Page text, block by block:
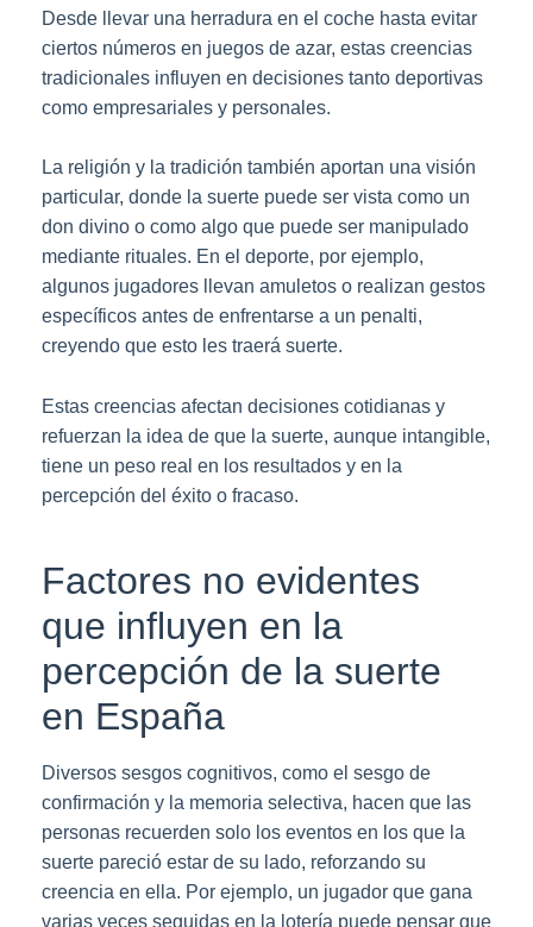
Desde llevar una herradura en el coche hasta evitar
ciertos números en juegos de azar, estas creencias
tradicionales influyen en decisiones tanto deportivas
como empresariales y personales.
La religión y la tradición también aportan una visión
particular, donde la suerte puede ser vista como un
don divino o como algo que puede ser manipulado
mediante rituales. En el deporte, por ejemplo,
algunos jugadores llevan amuletos o realizan gestos
específicos antes de enfrentarse a un penalti,
creyendo que esto les traerá suerte.
Estas creencias afectan decisiones cotidianas y
refuerzan la idea de que la suerte, aunque intangible,
tiene un peso real en los resultados y en la
percepción del éxito o fracaso.
Factores no evidentes
que influyen en la
percepción de la suerte
en España
Diversos sesgos cognitivos, como el sesgo de
confirmación y la memoria selectiva, hacen que las
personas recuerden solo los eventos en los que la
suerte pareció estar de su lado, reforzando su
creencia en ella. Por ejemplo, un jugador que gana
varias veces seguidas en la lotería puede pensar que